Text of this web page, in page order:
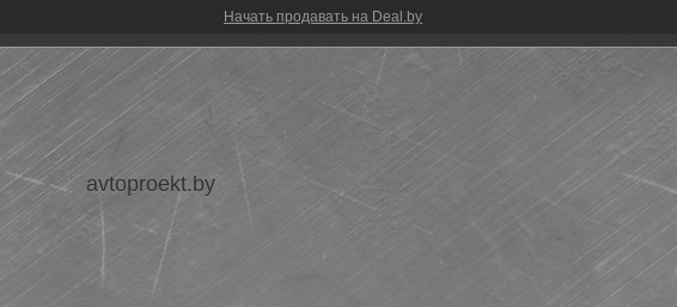
Начать продавать на Deal.by
avtoproekt.by